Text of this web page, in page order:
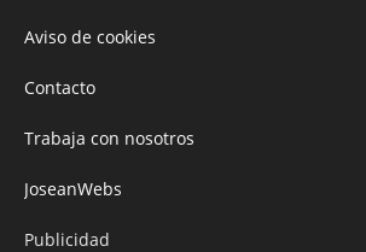
Aviso de cookies
Contacto
Trabaja con nosotros
JoseanWebs
Publicidad